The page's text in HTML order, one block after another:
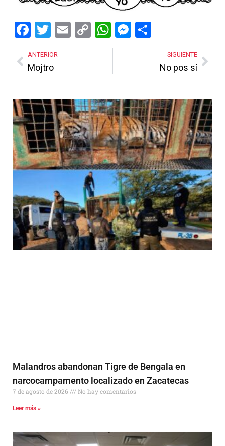
Facebook
Twitter
EmailCopy
Link
WhatsApp
Messenger
ANTERIOR
Mojtro
SIGUIENTE
No pos sí
Más Noticias
Malandros abandonan Tigre de Bengala en
narcocampamento localizado en Zacatecas
7 de agosto de 2026 No hay comentarios
Leer más »